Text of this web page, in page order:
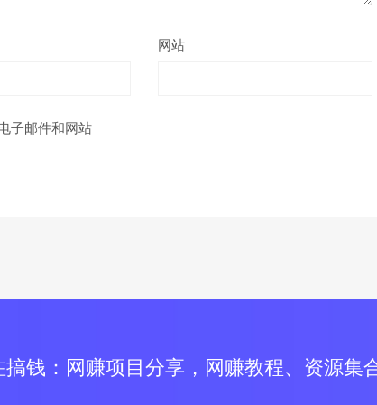
网站
子邮件和网站
搞钱：网赚项目分享，网赚教程、资源集